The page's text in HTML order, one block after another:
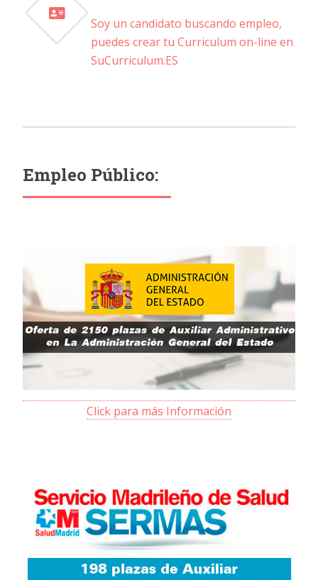
Soy un candidato buscando empleo,
puedes crear tu Curriculum on-line en
SuCurriculum.ES
Empleo Público:
Click para más Información